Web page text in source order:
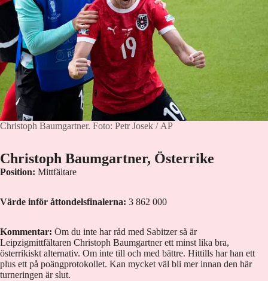
Christoph Baumgartner. Foto: Petr Josek / AP
Christoph Baumgartner, Österrike
Position: Mittfältare
Värde inför åttondelsfinalerna: 3 862 000
Kommentar: Om du inte har råd med Sabitzer så är
Leipzigmittfältaren Christoph Baumgartner ett minst lika bra,
österrikiskt alternativ. Om inte till och med bättre. Hittills har han ett
plus ett på poängprotokollet. Kan mycket väl bli mer innan den här
turneringen är slut.